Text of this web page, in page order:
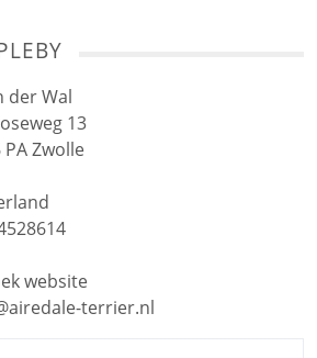
der Wal
13
PAZwolle
website
terrier.nl